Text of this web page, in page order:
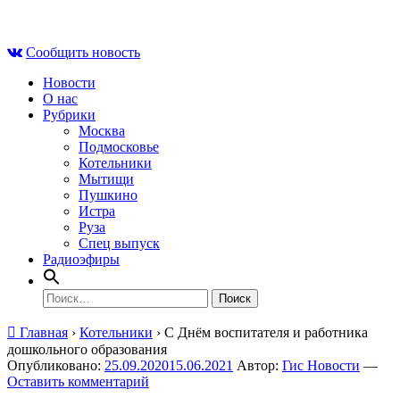
contentСообщить новость
Новости
О нас
Рубрики
Москва
Подмосковье
Котельники
Мытищи
Пушкино
Истра
Руза
Спец выпуск
Радиоэфиры
Найти:
Главная › Котельники › С Днём воспитателя и работника
дошкольного образования
Опубликовано: 25.09.202015.06.2021 Автор: Гис Новости —
Оставить комментарий